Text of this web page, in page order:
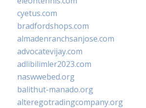
cyetus.com
bradfordshops.com
almadenranchsanjose.com
advocatevijay.com
adlibilimler2023.com
naswwebed.org
balithut-manado.org
alteregotradingcompany.org